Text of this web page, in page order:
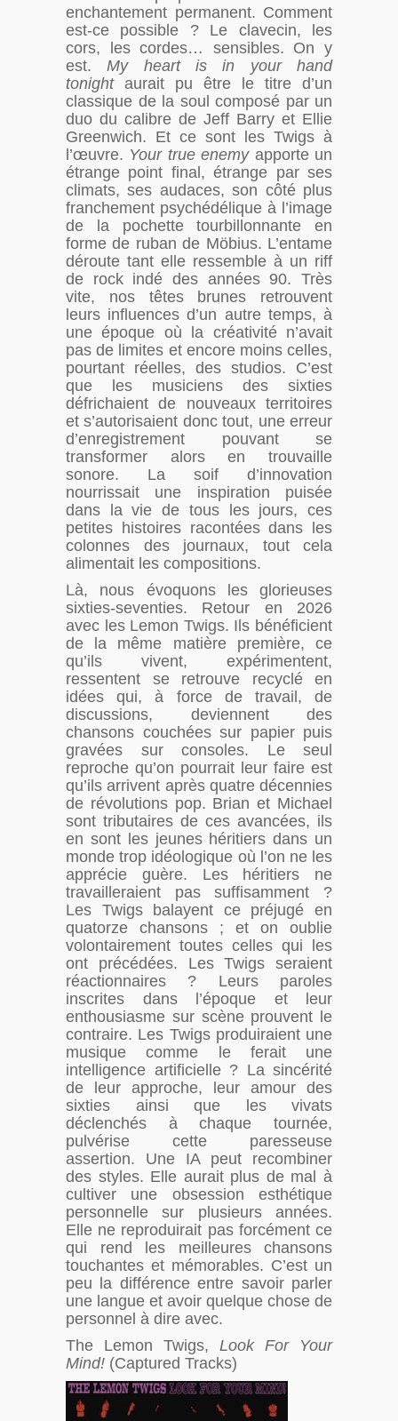
enchantement permanent. Comment
est-ce possible ? Le clavecin, les
cors, les cordes… sensibles. On y
est.My heart is in your hand
tonightaurait pu être le titre d’un
classique de la soul composé par un
duo du calibre de Jeff Barry et Ellie
Greenwich. Et ce sont les Twigs à
l’œuvre. Your true enemyapporte un
étrange point final, étrange par ses
climats, ses audaces, son côté plus
franchement psychédélique à l’image
de la pochette tourbillonnante en
forme de ruban de Möbius. L’entame
déroute tant elle ressemble à un riff
de rock indé des années 90. Très
vite, nos têtes brunes retrouvent
leurs influences d’un autre temps, à
une époque où la créativité n’avait
pas de limites et encore moins celles,
pourtant réelles, des studios. C’est
que les musiciens des sixties
défrichaient de nouveaux territoires
et s’autorisaient donc tout, une erreur
d’enregistrement pouvant se
transformer alors en trouvaille
sonore. La soif d’innovation
nourrissait une inspiration puisée
dans la vie de tous les jours, ces
petites histoires racontées dans les
colonnes des journaux, tout cela
alimentait les compositions.
Là, nous évoquons les glorieuses
sixties-seventies. Retour en 2026
avec les Lemon Twigs. Ils bénéficient
de la même matière première, ce
qu’ils vivent, expérimentent,
ressentent se retrouve recyclé en
idées qui, à force de travail, de
discussions, deviennent des
chansons couchées sur papier puis
gravées sur consoles. Le seul
reproche qu’on pourrait leur faire est
qu’ils arrivent après quatre décennies
de révolutions pop. Brian et Michael
sont tributaires de ces avancées, ils
en sont les jeunes héritiers dans un
monde trop idéologique où l’on ne les
apprécie guère. Les héritiers ne
travailleraient pas suffisamment ?
Les Twigs balayent ce préjugé en
quatorze chansons ; et on oublie
volontairement toutes celles qui les
ont précédées. Les Twigs seraient
réactionnaires ? Leurs paroles
inscrites dans l’époque et leur
enthousiasme sur scène prouvent le
contraire. Les Twigs produiraient une
musique comme le ferait une
intelligence artificielle ? La sincérité
de leur approche, leur amour des
sixties ainsi que les vivats
déclenchés à chaque tournée,
pulvérise cette paresseuse
assertion. Une IA peut recombiner
des styles. Elle aurait plus de mal à
cultiver une obsession esthétique
personnelle sur plusieurs années.
Elle ne reproduirait pas forcément ce
qui rend les meilleures chansons
touchantes et mémorables. C’est un
peu la différence entre savoir parler
une langue et avoir quelque chose de
personnel à dire avec.
The Lemon Twigs, Look For Your
Mind! (Captured Tracks)